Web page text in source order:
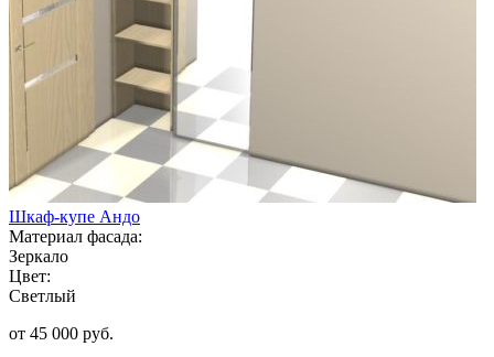
Шкаф-купе Андо
Материал фасада:
Зеркало
Цвет:
Светлый
от 45 000 руб.